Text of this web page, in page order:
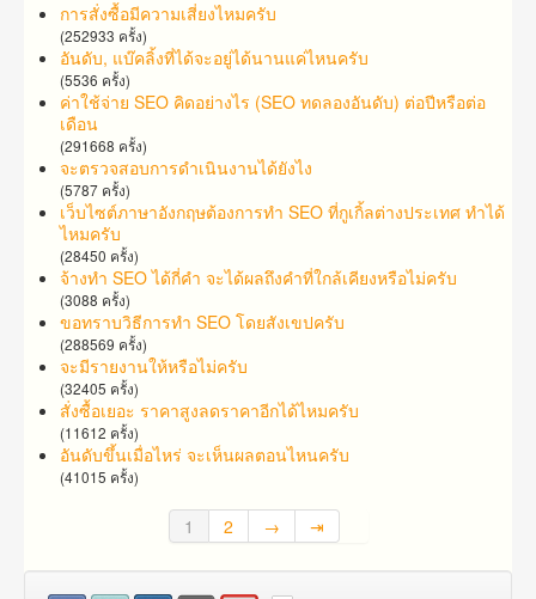
การสั่งซื้อมีความเสี่ยงไหมครับ
(252933 ครั้ง)
อันดับ, แบ๊คลิ้งที่ได้จะอยู่ได้นานแค่ไหนครับ
(5536 ครั้ง)
ค่าใช้จ่าย SEO คิดอย่างไร (SEO ทดลองอันดับ) ต่อปีหรือต่อ
เดือน
(291668 ครั้ง)
จะตรวจสอบการดำเนินงานได้ยังไง
(5787 ครั้ง)
เว็บไซต์ภาษาอังกฤษต้องการทำ SEO ที่กูเกิ้ลต่างประเทศ ทำได้
ไหมครับ
(28450 ครั้ง)
จ้าง​ทำ​ SEO​ ได้กี่คำ จะ​ได้​ผล​ถึง​คำ​ที่​​ใกล้เคียง​หรือ​ไม่​ครับ
(3088 ครั้ง)
ขอทราบวิธีการทำ SEO โดยสังเขปครับ
(288569 ครั้ง)
จะมีรายงานให้หรือไม่ครับ
(32405 ครั้ง)
สั่งซื้อเยอะ ราคาสูง​ลดราคาอีกได้ไหมครับ
(11612 ครั้ง)
อันดับขึ้นเมื่อไหร่ จะเห็นผลตอนไหนครับ
(41015 ครั้ง)
1 2 → ⇥